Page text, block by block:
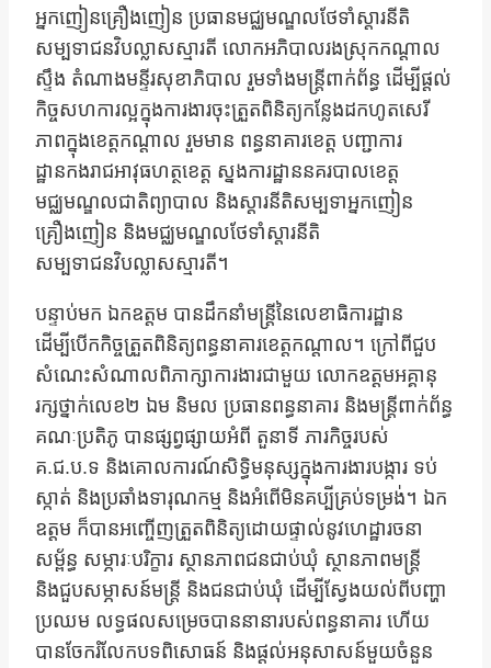
អ្នកញៀនគ្រឿងញៀន ប្រធានមជ្ឈមណ្ឌលថែទាំស្តារនីតិ
សម្បទាជនវិបល្លាសស្មារតី លោកអភិបាលរងស្រុកកណ្តាល
ស្ទឹង តំណាងមន្ទីរសុខាភិបាល រួមទាំងមន្រ្តីពាក់ព័ន្ធ ដើម្បីផ្តល់
កិច្ចសហការល្អក្នុងការងារចុះត្រួតពិនិត្យកន្លែងដកហូតសេរី
ភាពក្នុងខេត្តកណ្តាល រួមមាន ពន្ធនាគារខេត្ត បញ្ជាការ
ដ្ឋានកងរាជអាវុធហត្ថខេត្ត ស្នងការដ្ឋាននគរបាលខេត្ត
មជ្ឈមណ្ឌលជាតិព្យាបាល និងស្តារនីតិសម្បទាអ្នកញៀន
គ្រឿងញៀន និងមជ្ឈមណ្ឌលថែទាំស្តារនីតិ
សម្បទាជនវិបល្លាសស្មារតី។
បន្ទាប់មក ឯកឧត្តម បានដឹកនាំមន្រ្តីនៃលេខាធិការដ្ឋាន
ដើម្បីបើកកិច្ចត្រួតពិនិត្យពន្ធនាគារខេត្តកណ្តាល។ ក្រៅពីជួប
សំណេះសំណាលពិភាក្សាការងារជាមួយ លោកឧត្ដមអគ្គានុ
រក្សថ្នាក់លេខ២ ឯម និមល ប្រធានពន្ធនាគារ និងមន្រ្តីពាក់ព័ន្ធ
គណៈប្រតិភូ បានផ្សព្វផ្សាយអំពី តួនាទី ភារកិច្ចរបស់
គ.ជ.ប.ទ និងគោលការណ៍សិទ្ធិមនុស្សក្នុងការងារបង្ការ ទប់
ស្កាត់ និងប្រឆាំងទារុណកម្ម និងអំពើមិនគប្បីគ្រប់ទម្រង់។ ឯក
ឧត្តម ក៏បានអញ្ចើញត្រួតពិនិត្យដោយផ្ទាល់នូវហេដ្ឋារចនា
សម្ព័ន្ធ សម្ភារៈបរិក្ខារ ស្ថានភាពជនជាប់ឃុំ ស្ថានភាពមន្រ្តី
និងជួបសម្ភាសន៍មន្រ្តី និងជនជាប់ឃុំ ដើម្បីស្វែងយល់ពីបញ្ហា
ប្រឈម លទ្ធផលសម្រេចបាននានារបស់ពន្ធនាគារ ហើយ
បានចែករំលែកបទពិសោធន៍ និងផ្ដល់អនុសាសន៍មួយចំនួន